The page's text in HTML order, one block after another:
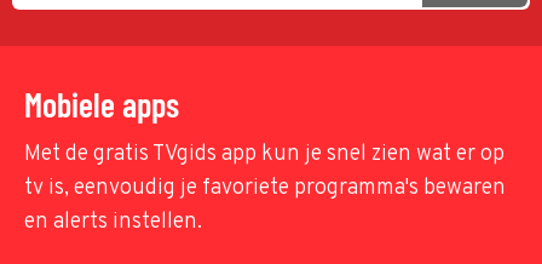
Mobiele apps
Met de gratis TVgids app kun je snel zien wat er op
tv is, eenvoudig je favoriete programma's bewaren
en alerts instellen.